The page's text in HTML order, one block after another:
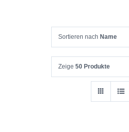
Sortieren nach Name
Zeige 50 Produkte